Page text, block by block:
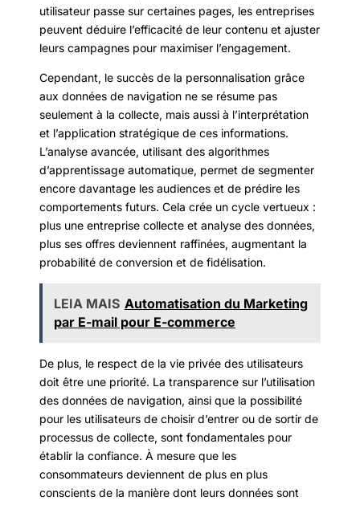
utilisateur passe sur certaines pages, les entreprises
peuvent déduire l’efficacité de leur contenu et ajuster
leurs campagnes pour maximiser l’engagement.
Cependant, le succès de la personnalisation grâce
aux données de navigation ne se résume pas
seulement à la collecte, mais aussi à l’interprétation
et l’application stratégique de ces informations.
L’analyse avancée, utilisant des algorithmes
d’apprentissage automatique, permet de segmenter
encore davantage les audiences et de prédire les
comportements futurs. Cela crée un cycle vertueux :
plus une entreprise collecte et analyse des données,
plus ses offres deviennent raffinées, augmentant la
probabilité de conversion et de fidélisation.
LEIA MAIS Automatisation du Marketing
par E-mail pour E-commerce
De plus, le respect de la vie privée des utilisateurs
doit être une priorité. La transparence sur l’utilisation
des données de navigation, ainsi que la possibilité
pour les utilisateurs de choisir d’entrer ou de sortir de
processus de collecte, sont fondamentales pour
établir la confiance. À mesure que les
consommateurs deviennent de plus en plus
conscients de la manière dont leurs données sont